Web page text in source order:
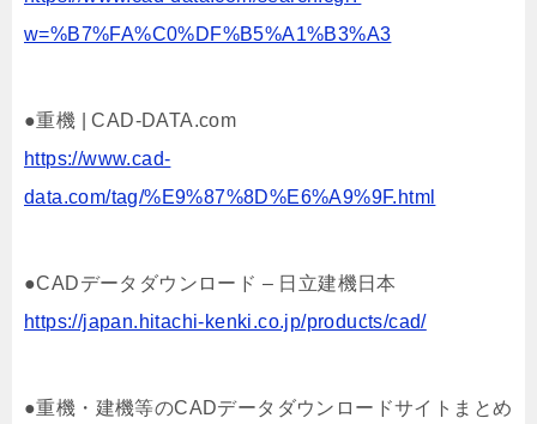
w=%B7%FA%C0%DF%B5%A1%B3%A3
●重機 | CAD-DATA.com
https://www.cad-
data.com/tag/%E9%87%8D%E6%A9%9F.html
●CADデータダウンロード – 日立建機日本
https://japan.hitachi-kenki.co.jp/products/cad/
●重機・建機等のCADデータダウンロードサイトまとめ